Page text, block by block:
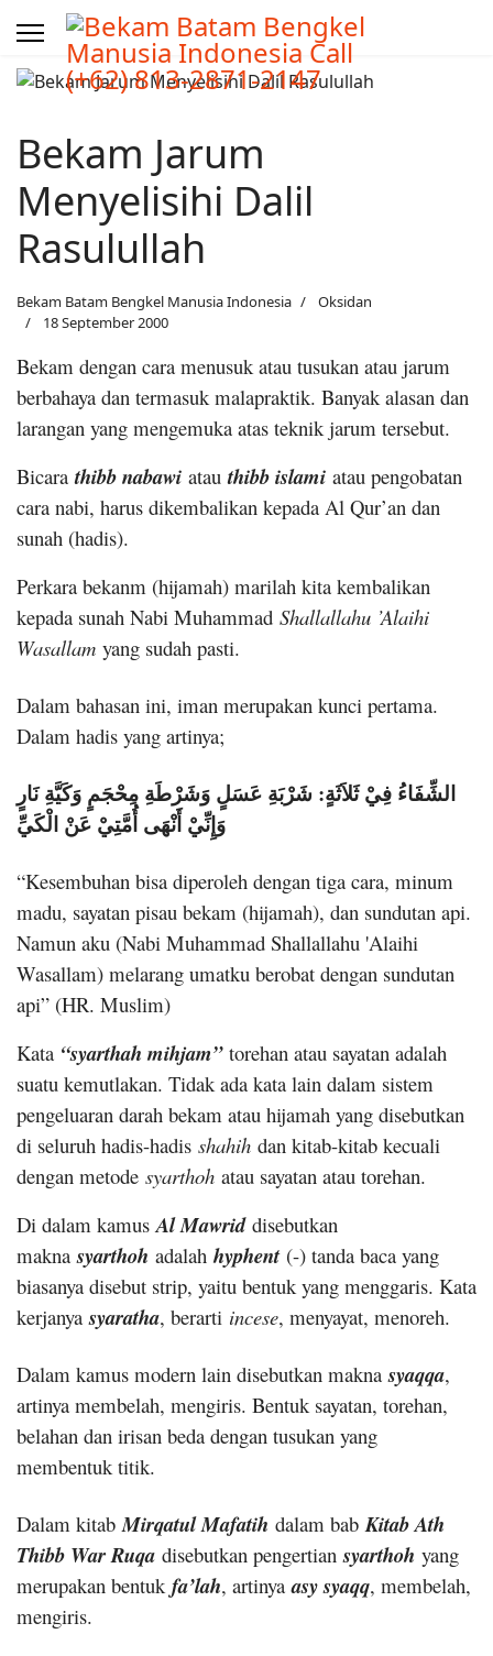
Bekam Jarum
Menyelisihi Dalil
Rasulullah
Bekam Batam Bengkel Manusia Indonesia
Oksidan
18 September 2000
Bekam dengan cara menusuk atau tusukan atau jarum
berbahaya dan termasuk malapraktik. Banyak alasan dan
larangan yang mengemuka atas teknik jarum tersebut.
Bicarathibb nabawi atauthibb islami atau pengobatan
cara nabi, harus dikembalikan kepada Al Qur’an dan
sunah (hadis).
Perkara bekanm (hijamah) marilah kita kembalikan
kepada sunah Nabi Muhammad Shallallahu ’Alaihi
Wasallam yang sudah pasti.
Dalam bahasan ini, iman merupakan kunci pertama.
Dalam hadis yang artinya;
الشِّفَاءُ فِيْ ثَلاَثَةٍ: شَرْبَةِ عَسَلٍ وَشَرْطَةِ مِحْجَمٍ وَكَيَّةِ نَارٍ
وَإِنِّيْ أَنْهَى أُمَّتِيْ عَنْ الْكَيِّ
“Kesembuhan bisa diperoleh dengan tiga cara, minum
madu, sayatan pisau bekam (hijamah), dan sundutan api.
Namun aku (Nabi Muhammad Shallallahu 'Alaihi
Wasallam) melarang umatku berobat dengan sundutan
api” (HR. Muslim)
Kata “syarthah mihjam”torehan atau sayatan adalah
suatu kemutlakan. Tidak ada kata lain dalam sistem
pengeluaran darah bekam atau hijamah yang disebutkan
di seluruh hadis-hadis shahih dan kitab-kitab kecuali
dengan metode syarthoh atau sayatan atau torehan.
Di dalam kamus Al Mawrid disebutkan
maknasyarthoh adalah hyphent (-) tanda baca yang
biasanya disebut strip, yaitu bentuk yang menggaris. Kata
kerjanyasyaratha, berarti incese, menyayat, menoreh.
Dalam kamus modern lain disebutkan makna syaqqa,
artinya membelah, mengiris. Bentuk sayatan, torehan,
belahan dan irisan beda dengan tusukan yang
membentuk titik.
Dalam kitab Mirqatul Mafatih dalam bab Kitab Ath
Thibb War Ruqa disebutkan pengertiansyarthoh yang
merupakan bentuk fa’lah, artinyaasy syaqq, membelah,
mengiris.